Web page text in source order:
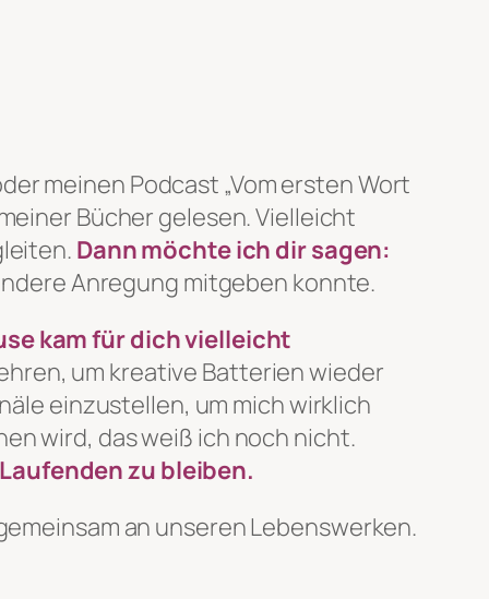
meinen Podcast „Vom ersten Wort
Bücher gelesen. Vielleicht
Dann möchte ich dir sagen:
Anregung mitgeben konnte.
kam für dich vielleicht
um kreative Batterien wieder
einzustellen, um mich wirklich
wird, das weiß ich noch nicht.
zu bleiben.
an unseren Lebenswerken.